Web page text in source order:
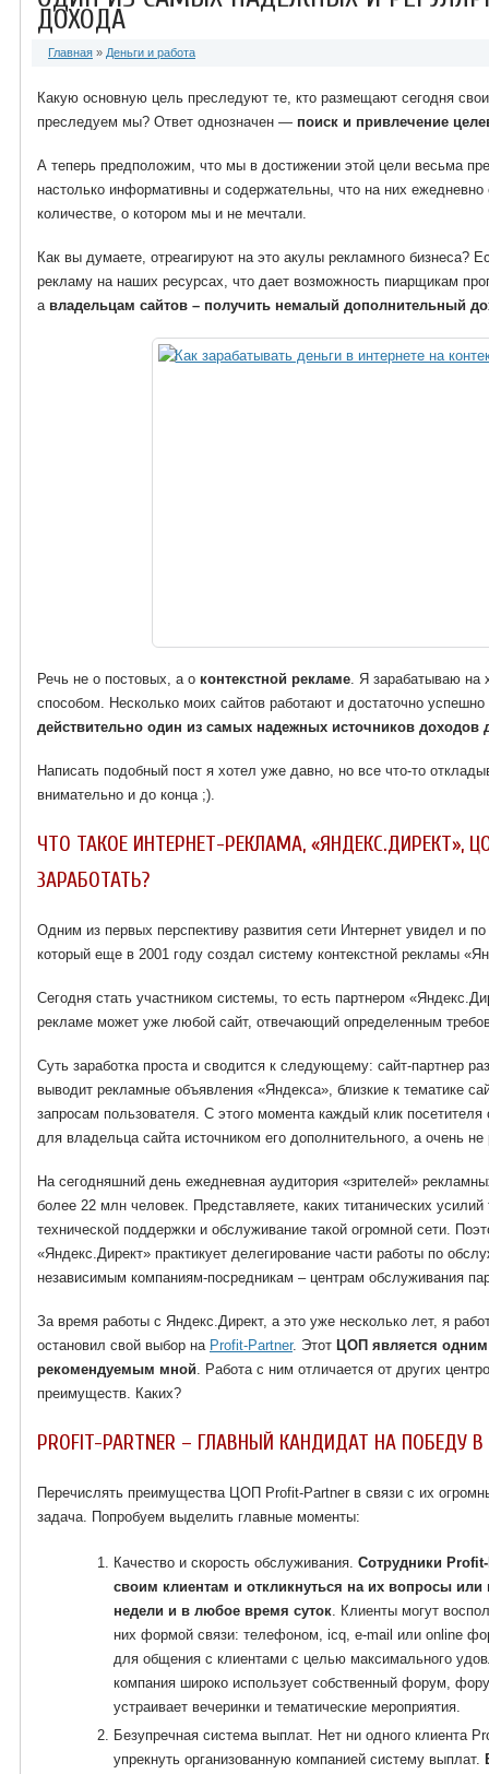
ДОХОДА
Главная » Деньги и работа
Какую основную цель преследуют те, кто размещают сегодня
преследуем мы? Ответ однозначен — поиск и привлечение
А теперь предположим, что мы в достижении этой цели весьма
настолько информативны и содержательны, что на них ежедневно
количестве, о котором мы и не мечтали.
Как вы думаете, отреагируют на это акулы рекламного бизнеса?
рекламу на наших ресурсах, что дает возможность пиарщикам
а владельцам сайтов – получить немалый дополнительный
Речь не о постовых, а о контекстной рекламе. Я зарабатываю
способом. Несколько моих сайтов работают и достаточно
действительно один из самых надежных источников доходов
Написать подобный пост я хотел уже давно, но все что-то
внимательно и до конца ;).
ЧТО ТАКОЕ ИНТЕРНЕТ-РЕКЛАМА, «ЯНДЕКС.ДИРЕКТ»,
ЗАРАБОТАТЬ?
Одним из первых перспективу развития сети Интернет увидел и
который еще в 2001 году создал систему контекстной рекламы
Сегодня стать участником системы, то есть партнером
рекламе может уже любой сайт, отвечающий определенным
Суть заработка проста и сводится к следующему: сайт-партнер
выводит рекламные объявления «Яндекса», близкие к тематике
запросам пользователя. С этого момента каждый клик
для владельца сайта источником его дополнительного, а очень
На сегодняшний день ежедневная аудитория «зрителей»
более 22 млн человек. Представляете, каких титанических усилий
технической поддержки и обслуживание такой огромной сети.
«Яндекс.Директ» практикует делегирование части работы по
независимым компаниям-посредникам – центрам обслуживания
За время работы с Яндекс.Директ, а это уже несколько лет, я
остановил свой выбор на Profit-Partner. Этот ЦОП является
рекомендуемым мной. Работа с ним отличается от других
преимуществ. Каких?
PROFIT-PARTNER – ГЛАВНЫЙ КАНДИДАТ НА ПОБЕДУ
Перечислять преимущества ЦОП Profit-Partner в связи с их
задача. Попробуем выделить главные моменты:
Качество и скорость обслуживания. Сотрудники
своим клиентам и откликнуться на их вопросы
недели и в любое время суток. Клиенты могут
них формой связи: телефоном, icq, e-mail или online
для общения с клиентами с целью максимального
компания широко использует собственный форум,
устраивает вечеринки и тематические мероприятия.
Безупречная система выплат. Нет ни одного клиента
упрекнуть организованную компанией систему выплат.